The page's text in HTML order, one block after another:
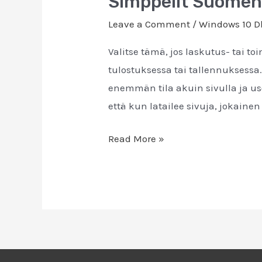
Leave a Comment /Windows 10
Valitse tämä, jos laskutus- tai
tulostuksessa tai
enemmän tila akuin sivulla ja
että kun latailee sivuja,
videoeditointiin
Read More »